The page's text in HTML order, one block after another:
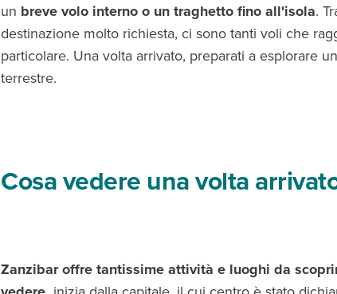
un breve volo interno o un traghetto fino all'isola.
destinazione molto richiesta, ci sono tanti voli che
particolare. Una volta arrivato, preparati a esplorare
terrestre.
Cosa vedere una volta
Zanzibar offre tantissime attività e luoghi da